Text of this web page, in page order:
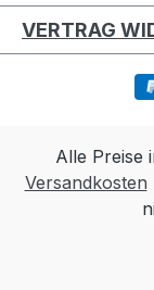
VERTRAG
Alle Preise
Versandkosten